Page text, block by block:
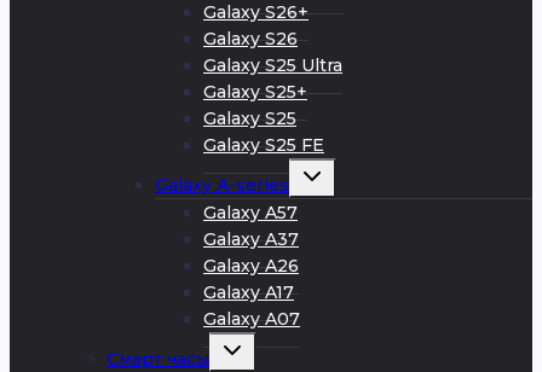
Galaxy S26+
Galaxy S26
Galaxy S25 Ultra
Galaxy S25+
Galaxy S25
Galaxy S25 FE
Galaxy A-series
Развернуть
меню
Galaxy A57
Galaxy A37
Galaxy A26
Galaxy A17
Galaxy A07
Смарт часы
Развернуть